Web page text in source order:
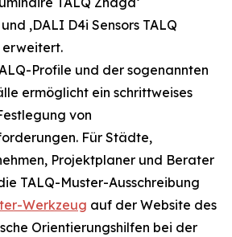
‚DALI D4i Sensors TALQ
erweitert.
Profile und der sogenannten
ermöglicht ein schrittweises
von
Für Städte,
Projektplaner und Berater
TALQ-Muster-Ausschreibung
Werkzeug auf der Website des
Orientierungshilfen bei der